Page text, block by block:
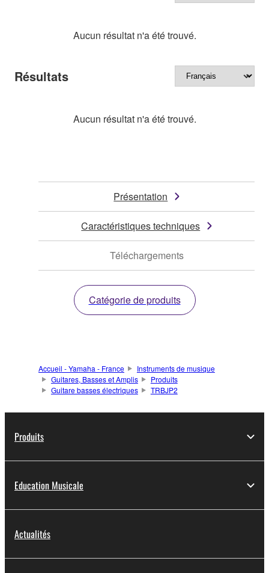
Aucun résultat n'a été trouvé.
Résultats
Aucun résultat n'a été trouvé.
Présentation
Caractéristiques techniques
Téléchargements
Catégorie de produits
Accueil - Yamaha - France
Instruments de musique
Guitares, Basses et Amplis
Produits
Guitare basses électriques
TRBJP2
Produits
Education Musicale
Actualités